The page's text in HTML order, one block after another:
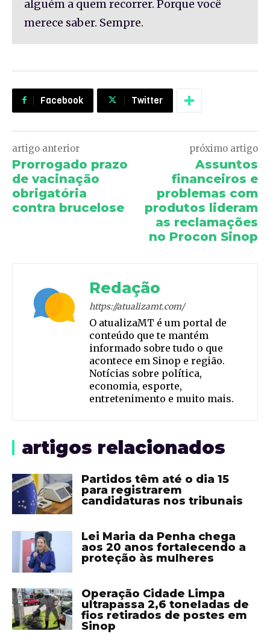
alguém a quem recorrer. Porque você
merece saber. Sempre.
Facebook Twitter
artigo anterior
Prorrogado prazo
de vacinação
obrigatória
contra brucelose
próximo artigo
Assuntos
financeiros e
problemas com
produtos lideram
as reclamações
no Procon Sinop
Redação
https://atualizamt.com/
O atualizaMT é um portal de
conteúdo que te mantém
informado sobre tudo o que
acontece em Sinop e região.
Notícias sobre política,
economia, esporte,
entretenimento e muito mais.
artigos relacionados
Partidos têm até o dia 15
para registrarem
candidaturas nos tribunais
Lei Maria da Penha chega
aos 20 anos fortalecendo a
proteção às mulheres
Operação Cidade Limpa
ultrapassa 2,6 toneladas de
fios retirados de postes em
Sinop